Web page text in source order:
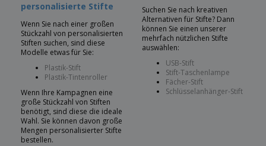
personalisierte Stifte
Wenn Sie nach einer großen
Stückzahl von personalisierten
Stiften suchen, sind diese
Modelle etwas für Sie:
Plastik-Stift
Plastik-Tintenroller
Wenn Ihre Kampagnen eine
große Stückzahl von Stiften
benötigt, sind diese die ideale
Wahl. Sie können davon große
Mengen personalisierter Stifte
bestellen.
Suchen Sie nach kreativen
Alternativen für Stifte? Dann
können Sie einen unserer
mehrfach nützlichen Stifte
auswählen:
USB-Stift
Stift-Taschenlampe
Fächer-Stift
Schlüsselanhänger-Stift